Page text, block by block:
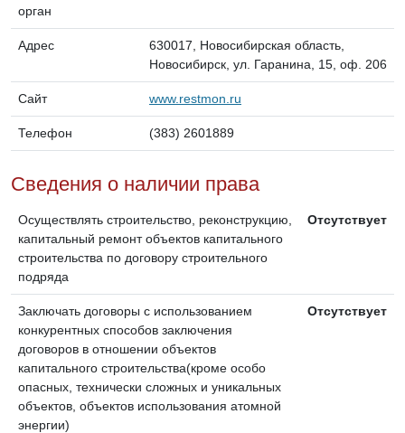
орган
Адрес
630017, Новосибирская область,
Новосибирск, ул. Гаранина, 15, оф. 206
Сайт www.restmon.ru
Телефон (383) 2601889
Сведения о наличии права
Осуществлять строительство, реконструкцию,
капитальный ремонт объектов капитального
строительства по договору строительного
подряда
Отсутствует
Заключать договоры с использованием
конкурентных способов заключения
договоров в отношении объектов
капитального строительства(кроме особо
опасных, технически сложных и уникальных
объектов, объектов использования атомной
энергии)
Отсутствует